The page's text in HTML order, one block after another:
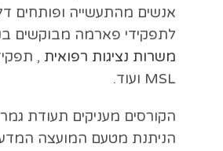
אנשים מהתעשייה ופותחים
לתפקידי פארמה מבוקשים
משרות נציגות רפואית ,
MSL ועוד.
הקורסים מעניקים תעודת גמר
הניתנת מטעם המועצה